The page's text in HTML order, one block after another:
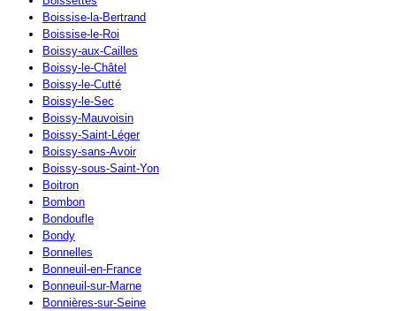
Boissise-la-Bertrand
Boissise-le-Roi
Boissy-aux-Cailles
Boissy-le-Châtel
Boissy-le-Cutté
Boissy-le-Sec
Boissy-Mauvoisin
Boissy-Saint-Léger
Boissy-sans-Avoir
Boissy-sous-Saint-Yon
Boitron
Bombon
Bondoufle
Bondy
Bonnelles
Bonneuil-en-France
Bonneuil-sur-Marne
Bonnières-sur-Seine